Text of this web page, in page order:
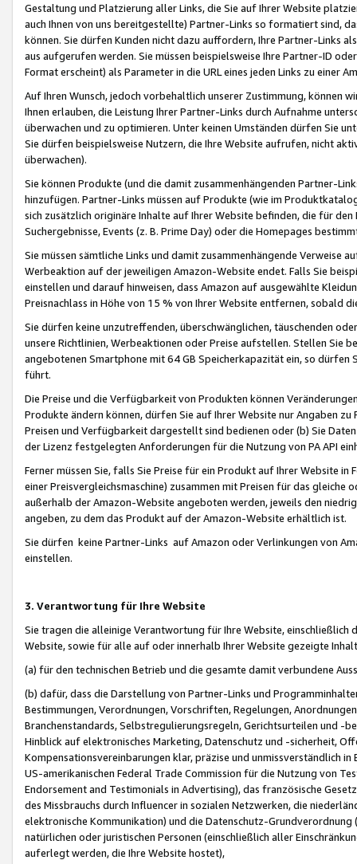
Gestaltung und Platzierung aller Links, die Sie auf Ihrer Website
auch Ihnen von uns bereitgestellte) Partner-Links so formatiert sind,
können. Sie dürfen Kunden nicht dazu auffordern, Ihre Partner-Links
aus aufgerufen werden. Sie müssen beispielsweise Ihre Partner-ID
Format erscheint) als Parameter in die URL eines jeden Links zu einer
Auf Ihren Wunsch, jedoch vorbehaltlich unserer Zustimmung, können
Ihnen erlauben, die Leistung Ihrer Partner-Links durch Aufnahme
überwachen und zu optimieren. Unter keinen Umständen dürfen Sie
Sie dürfen beispielsweise Nutzern, die Ihre Website aufrufen, nicht
überwachen).
Sie können Produkte (und die damit zusammenhängenden Partner-
hinzufügen. Partner-Links müssen auf Produkte (wie im
sich zusätzlich originäre Inhalte auf Ihrer Website befinden, die für
Suchergebnisse, Events (z. B. Prime Day) oder die Homepages
Sie müssen sämtliche Links und damit zusammenhängende
Werbeaktion auf der jeweiligen Amazon-Website endet. Falls Sie
einstellen und darauf hinweisen, dass Amazon auf ausgewählte
Preisnachlass in Höhe von 15 % von Ihrer Website entfernen, sobald
Sie dürfen keine unzutreffenden, überschwänglichen, täuschenden
unsere Richtlinien, Werbeaktionen oder Preise aufstellen. Stellen Sie
angebotenen Smartphone mit 64 GB Speicherkapazität ein, so dürfen
führt.
Die Preise und die Verfügbarkeit von Produkten können
Produkte ändern können, dürfen Sie auf Ihrer Website nur Angaben
Preisen und Verfügbarkeit dargestellt sind bedienen oder (b) Sie
der Lizenz festgelegten Anforderungen für die Nutzung von PA API
Ferner müssen Sie, falls Sie Preise für ein Produkt auf Ihrer Website
einer Preisvergleichsmaschine) zusammen mit Preisen für das
außerhalb der Amazon-Website angeboten werden, jeweils den
angeben, zu dem das Produkt auf der Amazon-Website erhältlich ist.
Sie dürfen keine Partner-Links auf Amazon oder Verlinkungen von
einstellen.
3. Verantwortung für Ihre Website
Sie tragen die alleinige Verantwortung für Ihre Website,
Website, sowie für alle auf oder innerhalb Ihrer Website gezeigte
(a) für den technischen Betrieb und die gesamte damit verbundene
(b) dafür, dass die Darstellung von Partner-Links und
Bestimmungen, Verordnungen, Vorschriften, Regelungen,
Branchenstandards, Selbstregulierungsregeln, Gerichtsurteilen und -
Hinblick auf elektronisches Marketing, Datenschutz und -sicherheit,
Kompensationsvereinbarungen klar, präzise und unmissverständlich
US-amerikanischen Federal Trade Commission für die Nutzung von
Endorsement and Testimonials in Advertising), das französische
des Missbrauchs durch Influencer in sozialen Netzwerken, die
elektronische Kommunikation) und die Datenschutz-
natürlichen oder juristischen Personen (einschließlich aller
auferlegt werden, die Ihre Website hostet),